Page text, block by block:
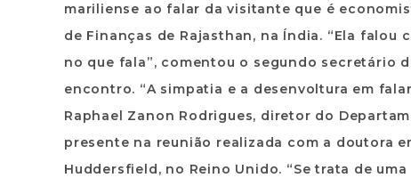
mariliense ao falar da visitante que é
de Finanças de Rajasthan, na Índia. “Ela
no que fala”, comentou o segundo secretário
encontro. “A simpatia e a desenvoltura em
Raphael Zanon Rodrigues, diretor do
presente na reunião realizada com a doutora
Huddersfield, no Reino Unido. “Se trata de